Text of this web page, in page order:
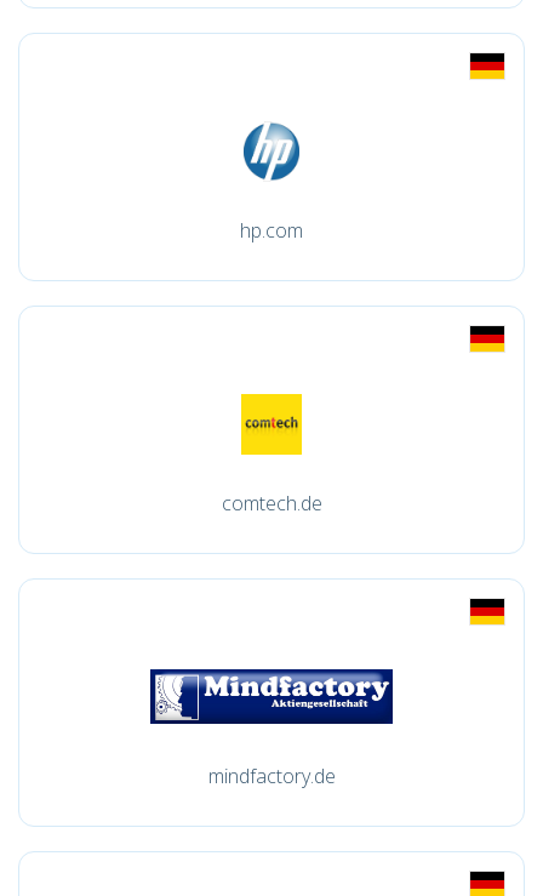
hp.com
comtech.de
mindfactory.de